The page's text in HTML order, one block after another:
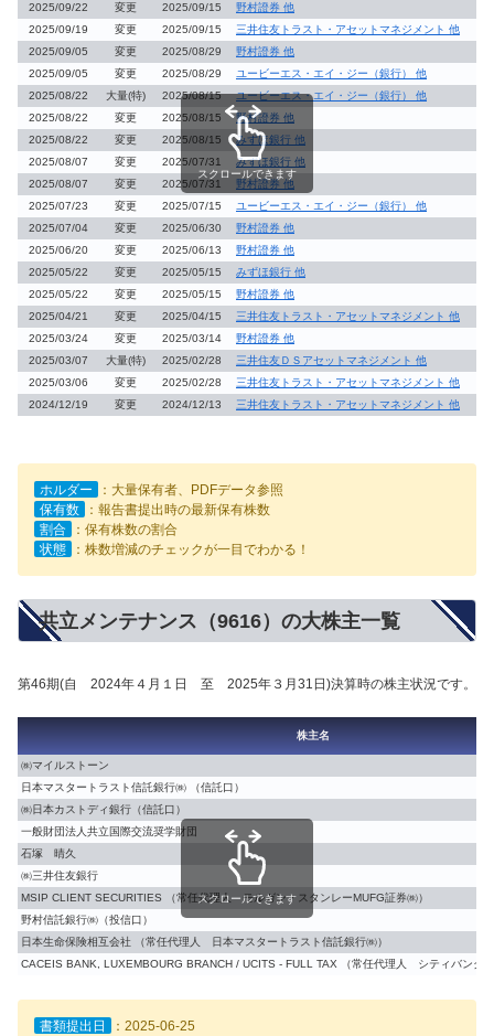
2025/09/22 変更 2025/09/15
野村證券 他
2025/09/19
変更 2025/09/15
三井住友トラスト・アセットマネジメント 他
2025/09/05
変更 2025/08/29
野村證券 他
2025/09/05
変更 2025/08/29
ユービーエス・エイ・ジー（銀行） 他
2025/08/22
大量(特) 2025/08/15
ユービーエス・エイ・ジー（銀行） 他
2025/08/22
変更 2025/08/15
野村證券 他
2025/08/22
変更 2025/08/15
みずほ銀行 他
2025/08/07
変更 2025/07/31
みずほ銀行 他
2025/08/07
変更 2025/07/31
野村證券 他
2025/07/23
変更 2025/07/15
ユービーエス・エイ・ジー（銀行） 他
2025/07/04
変更 2025/06/30
野村證券 他
2025/06/20
変更 2025/06/13
野村證券 他
2025/05/22
変更 2025/05/15
みずほ銀行 他
2025/05/22
変更 2025/05/15
野村證券 他
2025/04/21
変更 2025/04/15
三井住友トラスト・アセットマネジメント 他
2025/03/24
変更 2025/03/14
野村證券 他
2025/03/07
大量(特) 2025/02/28
三井住友ＤＳアセットマネジメント 他
2025/03/06
変更 2025/02/28
三井住友トラスト・アセットマネジメント 他
2024/12/19
変更 2024/12/13 三井住友トラスト・アセットマネジメント 他
スクロールできます
ホルダー
：大量保有者、PDFデータ参照
保有数
：報告書提出時の最新保有株数
割合
：保有株数の割合
状態
：株数増減のチェックが一目でわかる！
共立メンテナンス（9616）の大株主一覧
第46期(自 2024年４月１日 至 2025年３月31日)決算時の株主状況です。
株主名
㈱マイルストーン
日本マスタートラスト信託銀行㈱ （信託口）
㈱日本カストディ銀行（信託口）
一般財団法人共立国際交流奨学財団
石塚 晴久
㈱三井住友銀行
MSIP CLIENT SECURITIES （常任代理人 モルガン・スタンレーMUFG証券㈱）
野村信託銀行㈱（投信口）
日本生命保険相互会社 （常任代理人 日本マスタートラスト信託銀行㈱）
CACEIS BANK, LUXEMBOURG BRANCH / UCITS - FULL TAX （常任代理人 シティバンク
スクロールできます
書類提出日
：2025-06-25